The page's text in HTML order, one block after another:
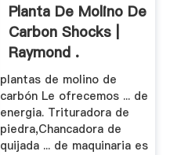
Planta De Molino De
Carbon Shocks |
Raymond .
plantas de molino de
carbón Le ofrecemos ... de
energia. Trituradora de
piedra,Chancadora de
quijada ... de maquinaria es